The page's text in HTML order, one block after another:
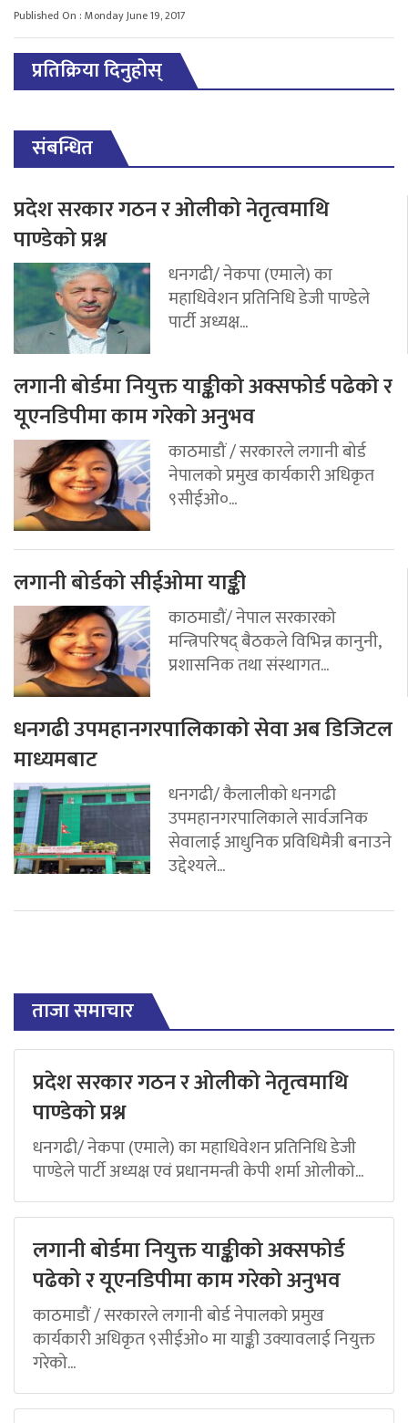
Published On : Monday June 19, 2017
प्रतिक्रिया दिनुहोस्
संबन्धित
प्रदेश सरकार गठन र ओलीको नेतृत्वमाथि
पाण्डेको प्रश्न
धनगढी/ नेकपा (एमाले) का
महाधिवेशन प्रतिनिधि डेजी पाण्डेले
पार्टी अध्यक्ष...
लगानी बोर्डमा नियुक्त याङ्कीको अक्सफोर्ड पढेको र
यूएनडिपीमा काम गरेको अनुभव
काठमाडौं / सरकारले लगानी बोर्ड
नेपालको प्रमुख कार्यकारी अधिकृत
९सीईओ०...
लगानी बोर्डको सीईओमा याङ्की
काठमाडौं/ नेपाल सरकारको
मन्त्रिपरिषद् बैठकले विभिन्न कानुनी,
प्रशासनिक तथा संस्थागत...
धनगढी उपमहानगरपालिकाको सेवा अब डिजिटल
माध्यमबाट
धनगढी/ कैलालीको धनगढी
उपमहानगरपालिकाले सार्वजनिक
सेवालाई आधुनिक प्रविधिमैत्री बनाउने
उद्देश्यले...
ताजा समाचार
प्रदेश सरकार गठन र ओलीको नेतृत्वमाथि
पाण्डेको प्रश्न
धनगढी/ नेकपा (एमाले) का महाधिवेशन प्रतिनिधि डेजी
पाण्डेले पार्टी अध्यक्ष एवं प्रधानमन्त्री केपी शर्मा ओलीको...
लगानी बोर्डमा नियुक्त याङ्कीको अक्सफोर्ड
पढेको र यूएनडिपीमा काम गरेको अनुभव
काठमाडौं / सरकारले लगानी बोर्ड नेपालको प्रमुख
कार्यकारी अधिकृत ९सीईओ० मा याङ्की उक्यावलाई नियुक्त
गरेको...